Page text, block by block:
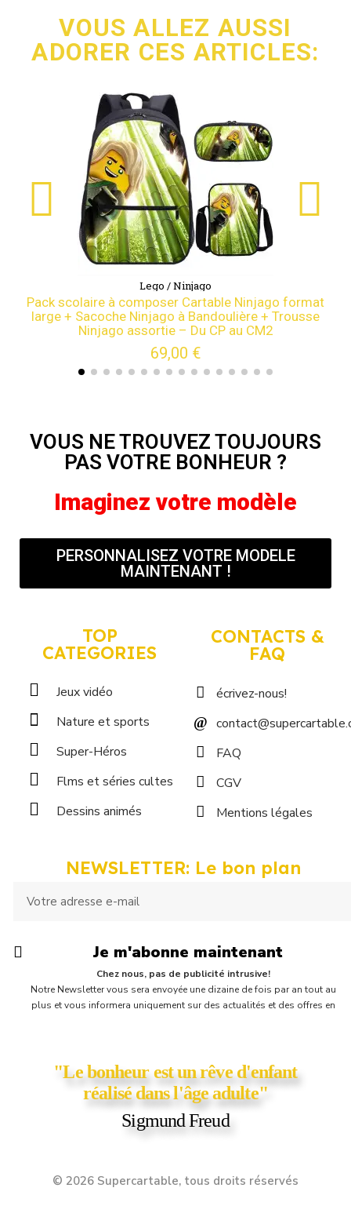
VOUS ALLEZ AUSSI
ADORER CES ARTICLES:
Lego / Ninjago
Pack scolaire à composer Cartable Ninjago format
large + Sacoche Ninjago à Bandoulière + Trousse
Ninjago assortie – Du CP au CM2
69,00 €
VOUS NE TROUVEZ TOUJOURS
PAS VOTRE BONHEUR ?
Imaginez votre modèle
PERSONNALISEZ VOTRE MODELE
MAINTENANT !
TOP
CATEGORIES
Jeux vidéo
Nature et sports
Super-Héros
Flms et séries cultes
Dessins animés
CONTACTS &
FAQ
écrivez-nous!
FAQ
CGV
Mentions légales
NEWSLETTER: Le bon plan
Je m'abonne maintenant
Chez nous, pas de publicité intrusive!
Notre Newsletter vous sera envoyée une dizaine de fois par an tout au
plus et vous informera uniquement sur des actualités et des offres en
"Le bonheur est un rêve d'enfant
réalisé dans l'âge adulte"
Sigmund Freud
© 2026 Supercartable, tous droits réservés